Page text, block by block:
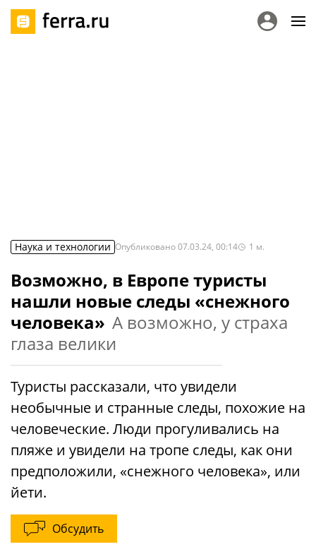
Наука и технологии Опубликовано07.03.24, 00:14 1 м.
Возможно, в Европе туристы
нашли новые следы «снежного
человека» А возможно, у страха
глаза велики
Туристы рассказали, что увидели
необычные и странные следы, похожие на
человеческие. Люди прогуливались на
пляже и увидели на тропе следы, как они
предположили, «снежного человека», или
йети.
Обсудить